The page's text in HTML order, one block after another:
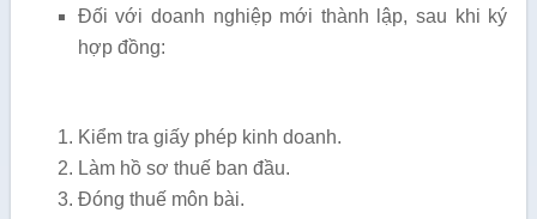
Đối với doanh nghiệp mới thành lập, sau khi ký
hợp đồng:
Kiểm tra giấy phép kinh doanh.
Làm hồ sơ thuế ban đầu.
Đóng thuế môn bài.